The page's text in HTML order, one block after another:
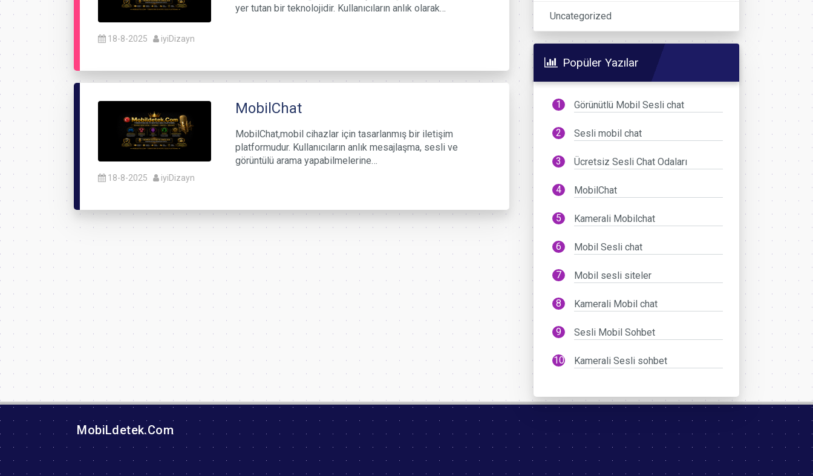
18-8-2025 iyiDizayn
yer tutan bir teknolojidir. Kullanıcıların anlık olarak…
18-8-2025 iyiDizayn
MobilChat
MobilChat,mobil cihazlar için tasarlanmış bir iletişim
platformudur. Kullanıcıların anlık mesajlaşma, sesli ve
görüntülü arama yapabilmelerine…
Uncategorized
Popüler Yazılar
Görünütlü Mobil Sesli chat
Sesli mobil chat
Ücretsiz Sesli Chat Odaları
MobilChat
Kamerali Mobilchat
Mobil Sesli chat
Mobil sesli siteler
Kamerali Mobil chat
Sesli Mobil Sohbet
Kamerali Sesli sohbet
MobiLdetek.Com